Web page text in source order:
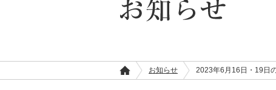
お知らせ
ホ
お知らせ 2023年6月16日・19日